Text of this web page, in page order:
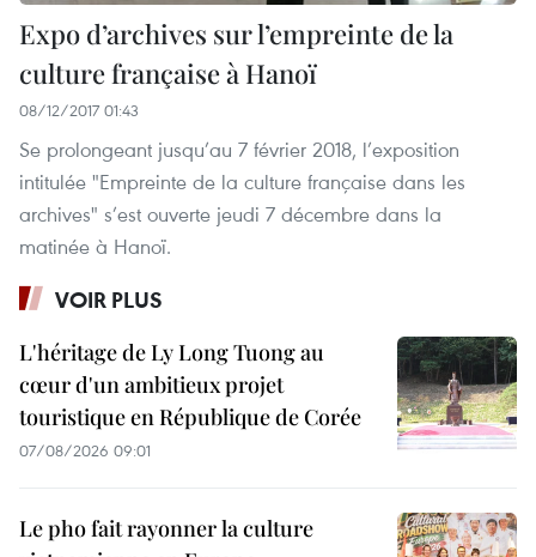
Expo d’archives sur l’empreinte de la
culture française à Hanoï
08/12/2017 01:43
Se prolongeant jusqu’au 7 février 2018, l’exposition
intitulée "Empreinte de la culture française dans les
archives" s’est ouverte jeudi 7 décembre dans la
matinée à Hanoï.
VOIR PLUS
L'héritage de Ly Long Tuong au
cœur d'un ambitieux projet
touristique en République de Corée
07/08/2026 09:01
Le pho fait rayonner la culture